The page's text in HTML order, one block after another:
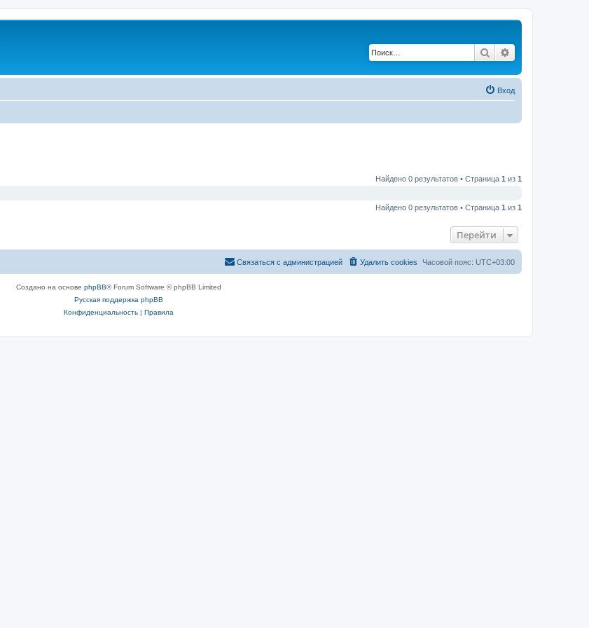
Поиск
Вход
Найдено 0 результатов • Страница 1 из 1
Найдено 0 результатов • Страница 1 из 1
Перейти
Часовой пояс: UTC+03:00
Удалить cookies
Связаться с администрацией
Создано на основе phpBB® Forum Software © phpBB Limited
Русская поддержка phpBB
Конфиденциальность| Правила